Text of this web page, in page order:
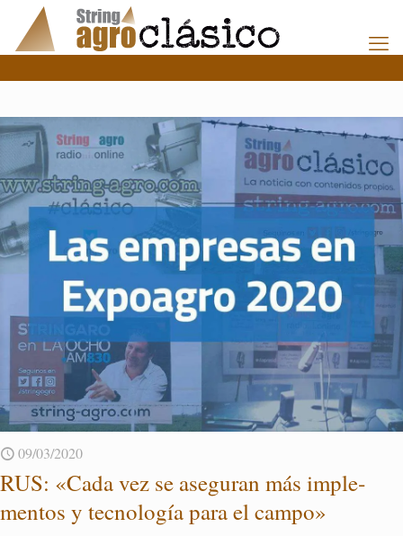
09/03/2020
RUS: «Cada vez se ase­gu­ran más im­ple­
men­tos y tec­no­lo­gía para el campo»